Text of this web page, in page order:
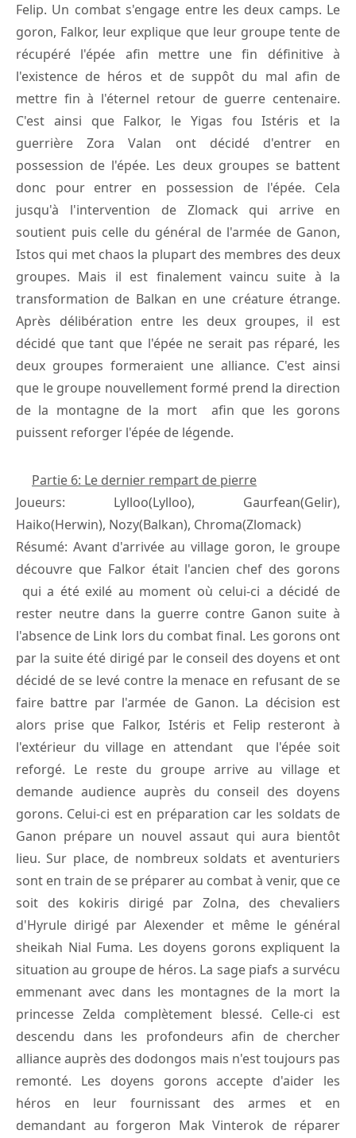
Felip. Un combat s'engage entre les deux camps. Le
goron, Falkor, leur explique que leur groupe tente de
récupéré l'épée afin mettre une fin définitive à
l'existence de héros et de suppôt du mal afin de
mettre fin à l'éternel retour de guerre centenaire.
C'est ainsi que Falkor, le Yigas fou Istéris et la
guerrière Zora Valan ont décidé d'entrer en
possession de l'épée. Les deux groupes se battent
donc pour entrer en possession de l'épée. Cela
jusqu'à l'intervention de Zlomack qui arrive en
soutient puis celle du général de l'armée de Ganon,
Istos qui met chaos la plupart des membres des deux
groupes. Mais il est finalement vaincu suite à la
transformation de Balkan en une créature étrange.
Après délibération entre les deux groupes, il est
décidé que tant que l'épée ne serait pas réparé, les
deux groupes formeraient une alliance. C'est ainsi
que le groupe nouvellement formé prend la direction
de la montagne de la mort afin que les gorons
puissent reforger l'épée de légende.
Partie 6: Le dernier rempart de pierre
Joueurs: Lylloo(Lylloo), Gaurfean(Gelir),
Haiko(Herwin), Nozy(Balkan), Chroma(Zlomack)
Résumé: Avant d'arrivée au village goron, le groupe
découvre que Falkor était l'ancien chef des gorons
qui a été exilé au moment où celui-ci a décidé de
rester neutre dans la guerre contre Ganon suite à
l'absence de Link lors du combat final. Les gorons ont
par la suite été dirigé par le conseil des doyens et ont
décidé de se levé contre la menace en refusant de se
faire battre par l'armée de Ganon. La décision est
alors prise que Falkor, Istéris et Felip resteront à
l'extérieur du village en attendant que l'épée soit
reforgé. Le reste du groupe arrive au village et
demande audience auprès du conseil des doyens
gorons. Celui-ci est en préparation car les soldats de
Ganon prépare un nouvel assaut qui aura bientôt
lieu. Sur place, de nombreux soldats et aventuriers
sont en train de se préparer au combat à venir, que ce
soit des kokiris dirigé par Zolna, des chevaliers
d'Hyrule dirigé par Alexender et même le général
sheikah Nial Fuma. Les doyens gorons expliquent la
situation au groupe de héros. La sage piafs a survécu
emmenant avec dans les montagnes de la mort la
princesse Zelda complètement blessé. Celle-ci est
descendu dans les profondeurs afin de chercher
alliance auprès des dodongos mais n'est toujours pas
remonté. Les doyens gorons accepte d'aider les
héros en leur fournissant des armes et en
demandant au forgeron Mak Vinterok de réparer